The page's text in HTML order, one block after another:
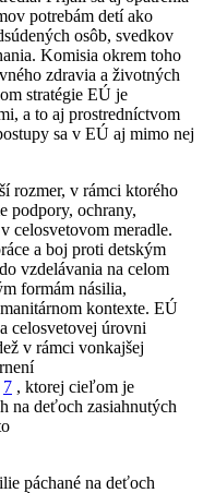
potrebám detí ako
osôb, svedkov
Komisia okrem toho
zdravia a životných
stratégie EÚ je
a to aj prostredníctvom
sa v EÚ aj mimo nej
rozmer, v rámci ktorého
podpory, ochrany,
celosvetovom meradle.
a boj proti detským
vzdelávania na celom
formám násilia,
kontexte. EÚ
celosvetovej úrovni
v rámci vonkajšej
7 , ktorej cieľom je
na deťoch zasiahnutých
páchané na deťoch